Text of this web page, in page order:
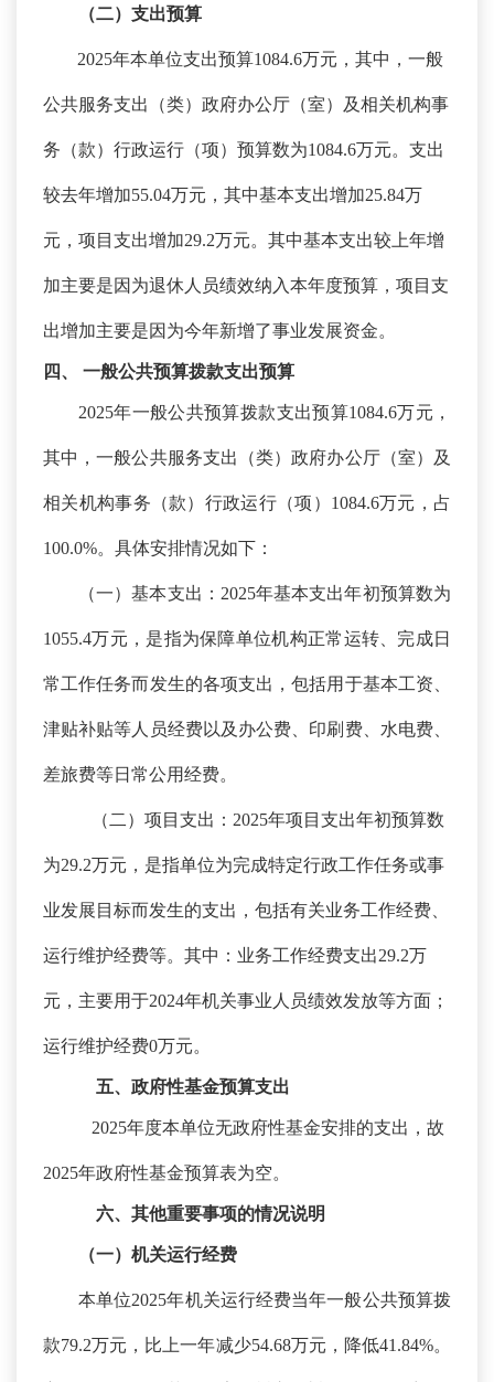
（二）支出预算
2025年本单位支出预算1084.6万元，其中，一般
公共服务支出（类）政府办公厅（室）及相关机构事
务（款）行政运行（项）预算数为1084.6万元。支出
较去年增加55.04万元，其中基本支出增加25.84万
元，项目支出增加29.2万元。其中基本支出较上年增
加主要是因为退休人员绩效纳入本年度预算，项目支
出增加主要是因为今年新增了事业发展资金。
四、 一般公共预算拨款支出预算
2025年一般公共预算拨款支出预算1084.6万元，
其中，一般公共服务支出（类）政府办公厅（室）及
相关机构事务（款）行政运行（项）1084.6万元，占
100.0%。具体安排情况如下：
（一）基本支出： 2025年基本支出年初预算数为
1055.4万元，是指为保障单位机构正常运转、完成日
常工作任务而发生的各项支出，包括用于基本工资、
津贴补贴等人员经费以及办公费、印刷费、水电费、
差旅费等日常公用经费。
（二）项目支出： 2025年项目支出年初预算数
为29.2万元，是指单位为完成特定行政工作任务或事
业发展目标而发生的支出，包括有关业务工作经费、
运行维护经费等。其中：业务工作经费支出29.2万
元，主要用于2024年机关事业人员绩效发放等方面；
运行维护经费0万元。
五、政府性基金预算支出
2025年度本单位无政府性基金安排的支出，故
2025年政府性基金预算表为空。
六、其他重要事项的情况说明
（一）机关运行经费
本单位2025年机关运行经费当年一般公共预算拨
款79.2万元，比上一年减少54.68万元，降低41.84%。